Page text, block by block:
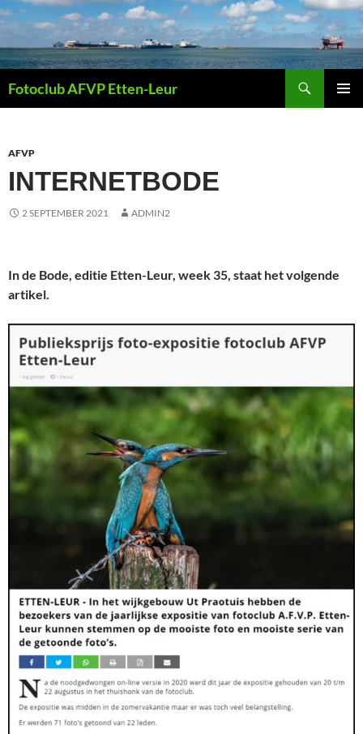
Ga
naar
de
inhoud
Fotoclub AFVP Etten-Leur
AFVP
INTERNETBODE
2 SEPTEMBER 2021 ADMIN2
In de Bode, editie Etten-Leur, week 35, staat het volgende
artikel.